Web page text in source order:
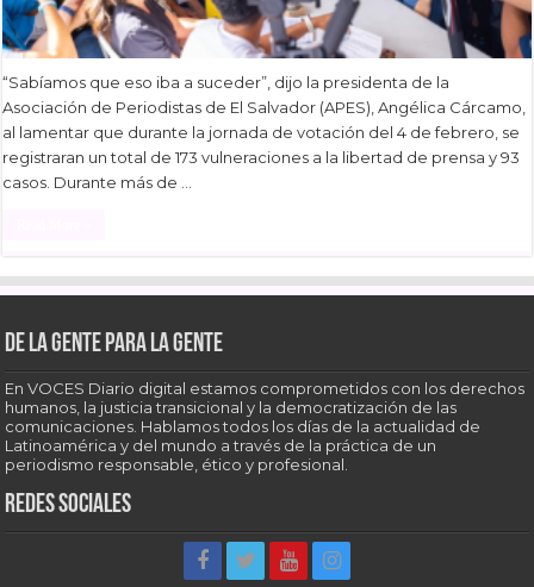
“Sabíamos que eso iba a suceder”, dijo la presidenta de la
Asociación de Periodistas de El Salvador (APES), Angélica Cárcamo,
al lamentar que durante la jornada de votación del 4 de febrero, se
registraran un total de 173 vulneraciones a la libertad de prensa y 93
casos. Durante más de …
De la gente para la gente
En VOCES Diario digital estamos comprometidos con los derechos
humanos, la justicia transicional y la democratización de las
comunicaciones. Hablamos todos los días de la actualidad de
Latinoamérica y del mundo a través de la práctica de un
periodismo responsable, ético y profesional.
Redes sociales